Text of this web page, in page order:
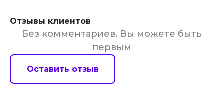
Отзывы клиентов
Без комментариев. Вы можете быть
первым
Оставить отзыв